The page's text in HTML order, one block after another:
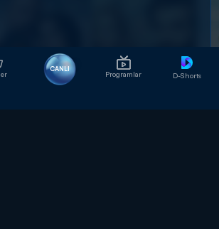
CANLI
Programlar D-Shorts